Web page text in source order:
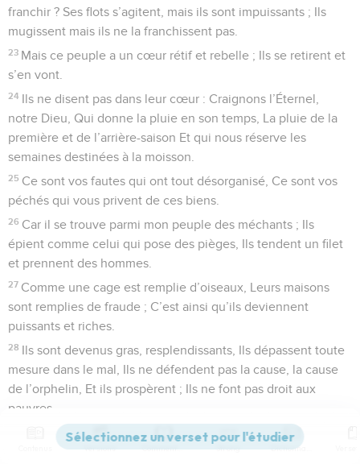
franchir ? Ses flots s’agitent, mais ils sont impuissants ; Ils
mugissent mais ils ne la franchissent pas.
23 Mais ce peuple a un cœur rétif et rebelle ; Ils se retirent et
s’en vont.
24 Ils ne disent pas dans leur cœur : Craignons l’Éternel,
notre Dieu, Qui donne la pluie en son temps, La pluie de la
première et de l’arrière-saison Et qui nous réserve les
semaines destinées à la moisson.
25 Ce sont vos fautes qui ont tout désorganisé, Ce sont vos
péchés qui vous privent de ces biens.
26 Car il se trouve parmi mon peuple des méchants ; Ils
épient comme celui qui pose des pièges, Ils tendent un filet
et prennent des hommes.
27 Comme une cage est remplie d’oiseaux, Leurs maisons
sont remplies de fraude ; C’est ainsi qu’ils deviennent
puissants et riches.
28 Ils sont devenus gras, resplendissants, Ils dépassent toute
mesure dans le mal, Ils ne défendent pas la cause, la cause
de l’orphelin, Et ils prospèrent ; Ils ne font pas droit aux
pauvres.
N’interviendrai-je pas contre ces choses-là, – Oracle de
l’Éternel –, Ne me vengerai-je pas d’une pareille nation ?
Versions Commentaires Strong